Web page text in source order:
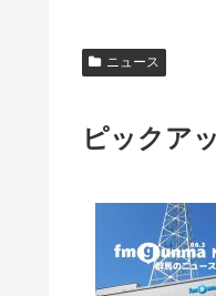
ニュース
ピックア